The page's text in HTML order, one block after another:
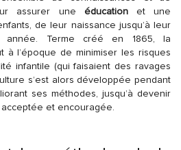
assurer une éducationet une
de leur naissance jusqu’à leur
année. Terme créé en 1865, la
à l’époque de minimiser les risques
infantile (qui faisaient des ravages
s’est alors développée pendant
ses méthodes, jusqu’à devenir
et encouragée.